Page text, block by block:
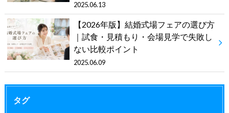
2025.06.13
【2026年版】結婚式場フェアの選び方
｜試食・見積もり・会場見学で失敗し
ない比較ポイント
2025.06.09
タグ